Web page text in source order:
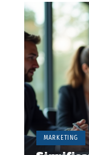
MARKETING